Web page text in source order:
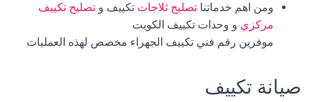
ومن اهم خدماتنا تصليح ثلاجات تكييف و تصليح تكييف
مركزي و وحدات تكييف الكويت
موفرين رقم فني تكييف الجهراء مخصص لهذه العمليات
صيانة تكييف